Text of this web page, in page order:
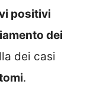
positivi
dei
dei casi
.